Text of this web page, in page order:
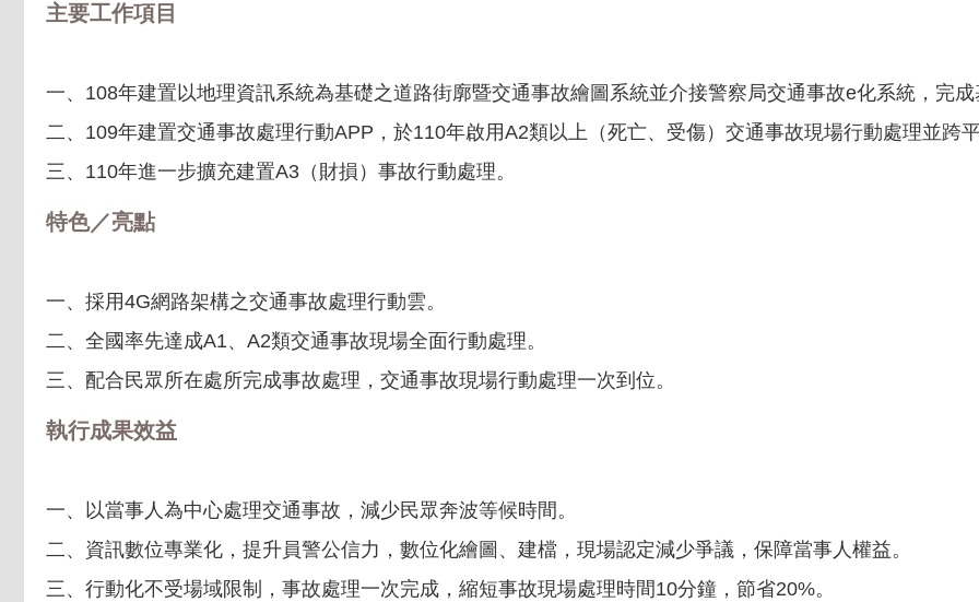
主要工作項目
一、108年建置以地理資訊系統為基礎之道路街廓暨交通事故繪圖系統並介接警察局交通事故e化系統，完
二、109年建置交通事故處理行動APP，於110年啟用A2類以上（死亡、受傷）交通事故現場行動處理並跨
三、110年進一步擴充建置A3（財損）事故行動處理。
特色／亮點
一、採用4G網路架構之交通事故處理行動雲。
二、全國率先達成A1、A2類交通事故現場全面行動處理。
三、配合民眾所在處所完成事故處理，交通事故現場行動處理一次到位。
執行成果效益
一、以當事人為中心處理交通事故，減少民眾奔波等候時間。
二、資訊數位專業化，提升員警公信力，數位化繪圖、建檔，現場認定減少爭議，保障當事人權益。
三、行動化不受場域限制，事故處理一次完成，縮短事故現場處理時間10分鐘，節省20%。